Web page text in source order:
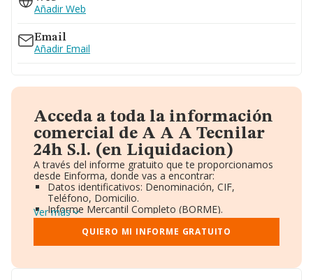
Añadir Web
Email
Añadir Email
Acceda a toda la información
comercial de A A A Tecnilar
24h S.l. (en Liquidacion)
A través del informe gratuito que te proporcionamos
desde Einforma, donde vas a encontrar:
Datos identificativos: Denominación, CIF,
Teléfono, Domicilio.
Informe Mercantil Completo (BORME).
Gráficos de Evolución Ventas y Empleados.
Consejo de Administración y Administradores.
Directivos y Ejecutivos.
Ver más
QUIERO MI INFORME GRATUITO